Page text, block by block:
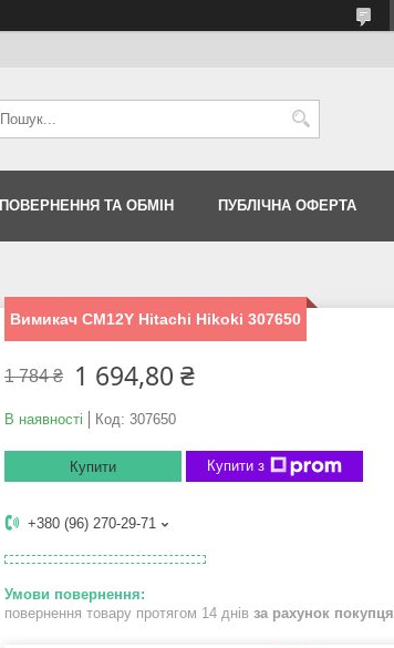
ПОВЕРНЕННЯ ТА ОБМІН ПУБЛІЧНА ОФЕРТА
Вимикач CM12Y Hitachi Hikoki 307650
1 784 ₴ 1 694,80 ₴
В наявності Код: 307650
Купити Купити з
+380 (96) 270-29-71
повернення товару протягом 14 днів за рахунок покупця